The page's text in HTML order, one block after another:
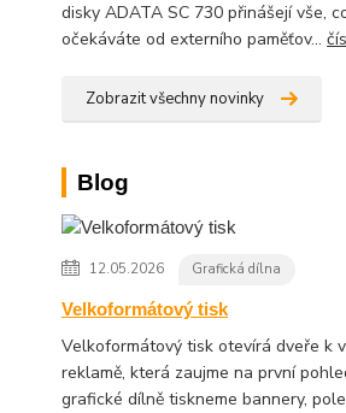
disky ADATA SC 730 přinášejí vše,
očekáváte od externího paměťov...
Zobrazit všechny novinky
Blog
12.05.2026 Grafická dílna
Velkoformátový tisk
Velkoformátový tisk otevírá dveře k
reklamě, která zaujme na první
grafické dílně tiskneme bannery,